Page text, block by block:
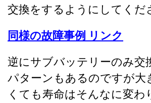
交換をするようにしてくだ
同様の故障事例 リンク
逆にサブバッテリーのみ交
パターンもあるのですが大
くても寿命はそんなに変わ